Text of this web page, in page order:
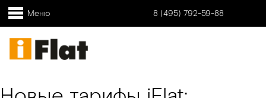
Меню 8 (495) 792-59-88